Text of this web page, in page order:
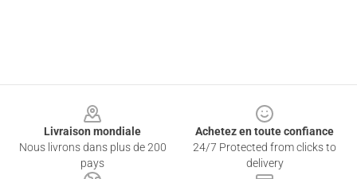
Livraison mondiale
Nous livrons dans plus de 200
pays
Achetez en toute confiance
24/7 Protected from clicks to
delivery